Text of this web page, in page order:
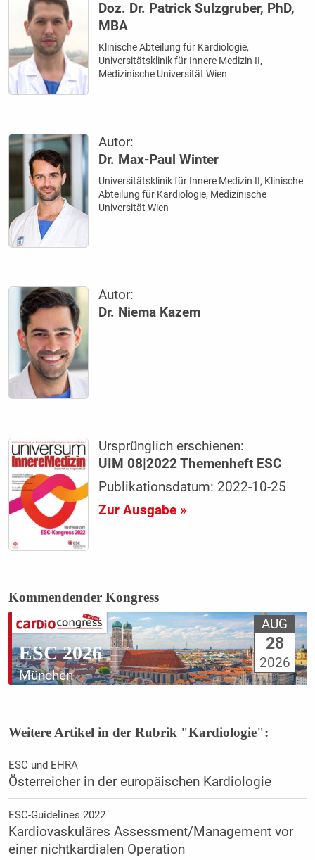
Doz. Dr. Patrick Sulzgruber, PhD,
MBA
Klinische Abteilung für Kardiologie,
Universitätsklinik für Innere Medizin II,
Medizinische Universität Wien
Autor:
Dr. Max-Paul Winter
Universitätsklinik für Innere Medizin II, Klinische
Abteilung für Kardiologie, Medizinische
Universität Wien
Autor:
Dr. Niema Kazem
Ursprünglich erschienen:
UIM 08|2022 Themenheft ESC
Publikationsdatum: 2022-10-25
Zur Ausgabe »
Kommendender Kongress
ESC 2026
München
AUG
28
2026
Weitere Artikel in der Rubrik "Kardiologie":
ESC und EHRA
Österreicher in der europäischen Kardiologie
ESC-Guidelines 2022
Kardiovaskuläres Assessment/Management vor
einer nichtkardialen Operation